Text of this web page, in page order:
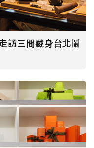
訪三間藏身台北鬧